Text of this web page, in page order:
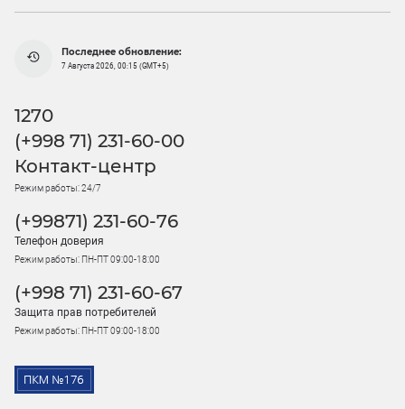
Последнее обновление:
7 Августа 2026, 00:15 (GMT+5)
1270
(+998 71) 231-60-00
Контакт-центр
Режим работы: 24/7
(+99871) 231-60-76
Телефон доверия
Режим работы: ПН-ПТ 09:00-18:00
(+998 71) 231-60-67
Защита прав потребителей
Режим работы: ПН-ПТ 09:00-18:00